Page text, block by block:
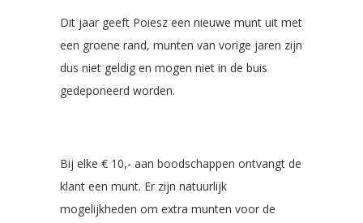
Dit jaar geeft Poiesz een nieuwe munt uit met
een groene rand, munten van vorige jaren zijn
dus niet geldig en mogen niet in de buis
gedeponeerd worden.
Bij elke € 10,- aan boodschappen ontvangt de
klant een munt. Er zijn natuurlijk
mogelijkheden om extra munten voor de